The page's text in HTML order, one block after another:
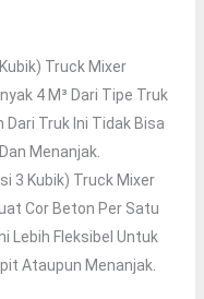
Truck Mixer
4 M³ Dari Tipe Truk
Dari Truk Ini Tidak Bisa
Menanjak.
3 Kubik) Truck Mixer
Cor Beton Per Satu
Lebih Fleksibel Untuk
Ataupun Menanjak.